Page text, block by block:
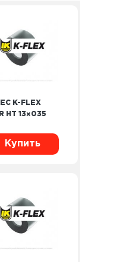
K-FLEX
HT 13×035
Купить